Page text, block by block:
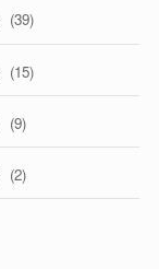
(39)
(15)
(9)
(2)